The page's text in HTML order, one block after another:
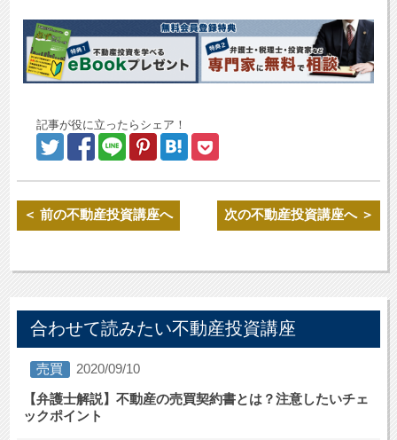
記事が役に立ったらシェア！
＜ 前の不動産投資講座へ 次の不動産投資講座へ ＞
合わせて読みたい不動産投資講座
売買
2020/09/10
【弁護士解説】不動産の売買契約書とは？注意したいチェ
ックポイント